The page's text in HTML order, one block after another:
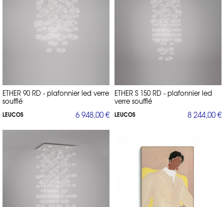
ETHER 90 RD - plafonnier led verre
soufflé
LEUCOS 6 948,00 €
ETHER S 150 RD - plafonnier led
verre soufflé
LEUCOS 8 244,00 €